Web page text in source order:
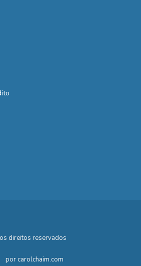
direitos reservados
por carolchaim.com